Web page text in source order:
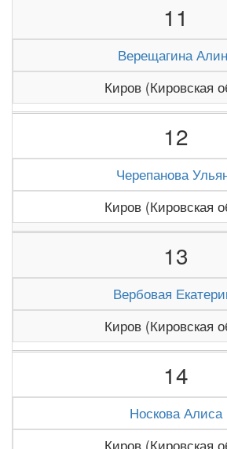
11
Верещагина
Киров (Кировская
12
Черепанова
Киров (Кировская
13
Вербовая
Киров (Кировская
14
Носкова Алиса
Киров (Кировская